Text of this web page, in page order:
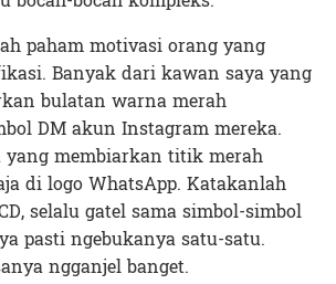
paham motivasi orang yang
Banyak dari kawan saya yang
bulatan warna merah
DM akun Instagram mereka.
yang membiarkan titik merah
di logo WhatsApp. Katakanlah
selalu gatel sama simbol-simbol
pasti ngebukanya satu-satu.
ngganjel banget.